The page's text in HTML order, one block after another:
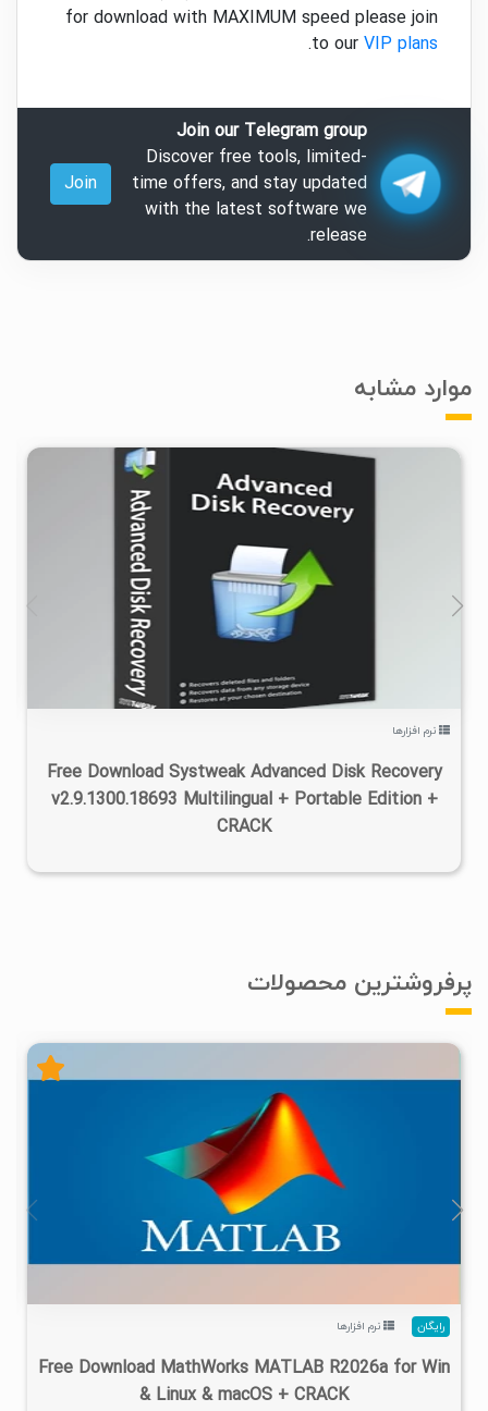
for download with MAXIMUM speed please join
to our VIP plans
.
Join our Telegram group
Discover free tools, limited-
time offers, and stay updated
with the latest software we
release.
Join
موارد مشابه
۲۸/۱K ۱۴۰۴/۰۵/۱۳
نرم افزارها
Free Download Systweak Advanced Disk Recovery
v2.9.1300.18693 Multilingual + Portable Edition +
CRACK
پرفروشترین محصولات
۱/۲۲M ۱۴۰۵/۰۲/۲۴
رایگان نرم افزارها
Free Download MathWorks MATLAB R2026a for Win
& Linux & macOS + CRACK